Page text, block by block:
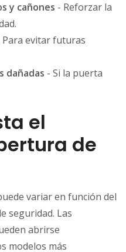
y cañones - Reforzar la
Para evitar futuras
dañadas - Si la puerta
el
de
variar en función del
seguridad. Las
abrirse
modelos más